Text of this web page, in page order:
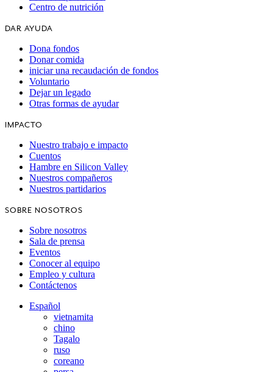
Centro de nutrición
DAR AYUDA
Dona fondos
Donar comida
iniciar una recaudación de fondos
Voluntario
Dejar un legado
Otras formas de ayudar
IMPACTO
Nuestro trabajo e impacto
Cuentos
Hambre en Silicon Valley
Nuestros compañeros
Nuestros partidarios
SOBRE NOSOTROS
Sobre nosotros
Sala de prensa
Eventos
Conocer al equipo
Empleo y cultura
Contáctenos
Español
vietnamita
chino
Tagalo
ruso
coreano